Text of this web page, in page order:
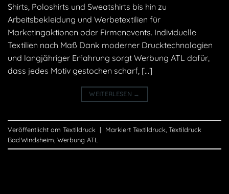
Shirts, Poloshirts und Sweatshirts bis hin zu
Arbeitsbekleidung und Werbetextilien für
Marketingaktionen oder Firmenevents. Individuelle
Textilien nach Maß Dank moderner Drucktechnologien
und langjähriger Erfahrung sorgt Werbung ATL dafür,
dass jedes Motiv gestochen scharf, […]
WEITERLESEN →
Veröffentlicht am Textildruck | Markiert Textildruck Textildruck
Bad Windsheim Werbung ATL